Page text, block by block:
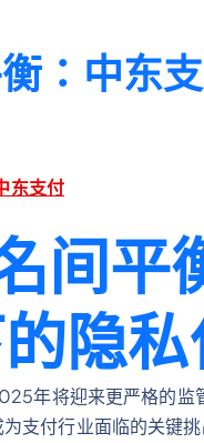
：中东
东支付
间平
隐
年将迎来更严格的
支付行业面临的关键